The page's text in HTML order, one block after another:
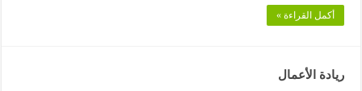
أكمل القراءة »
ريادة الأعمال